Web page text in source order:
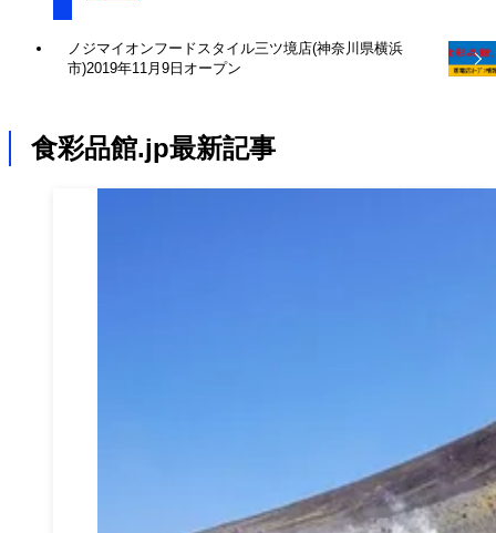
ノジマイオンフードスタイル三ツ境店(神奈川県横浜
市)2019年11月9日オープン
食彩品館.jp最新記事